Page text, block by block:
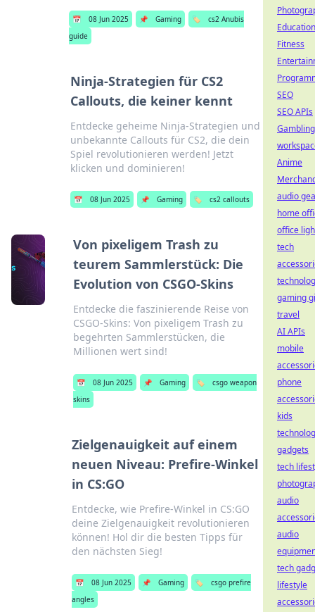
📅 08 Jun 2025 📌 Gaming 🏷️
cs2 Anubis
guide
Ninja-Strategien für CS2
Callouts, die keiner kennt
Entdecke geheime Ninja-Strategien und
unbekannte Callouts für CS2, die dein
Spiel revolutionieren werden! Jetzt
klicken und dominieren!
📅 08 Jun 2025 📌 Gaming 🏷️ cs2 callouts
Von pixeligem Trash zu
teurem Sammlerstück: Die
Evolution von CSGO-Skins
Entdecke die faszinierende Reise von
CSGO-Skins: Von pixeligem Trash zu
begehrten Sammlerstücken, die
Millionen wert sind!
📅 08 Jun 2025 📌 Gaming 🏷️
csgo weapon
skins
Zielgenauigkeit auf einem
neuen Niveau: Prefire-Winkel
in CS:GO
Entdecke, wie Prefire-Winkel in CS:GO
deine Zielgenauigkeit revolutionieren
können! Hol dir die besten Tipps für
den nächsten Sieg!
📅 08 Jun 2025 📌 Gaming 🏷️
csgo prefire
angles
Education
Fitness
SEO
SEO APIs
Gambling
Anime
audio
home
office
tech
gaming
travel
AI APIs
mobile
phone
kids
gadgets
tech
audio
audio
tech
lifestyle